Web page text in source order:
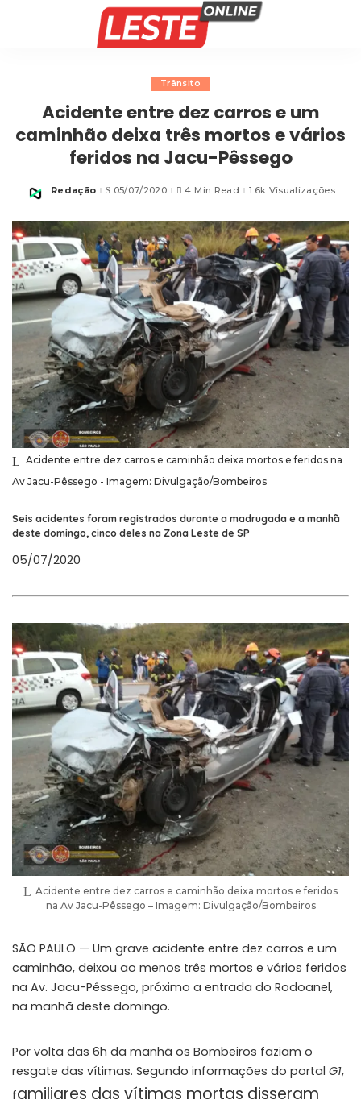
Trânsito
Acidente entre dez carros e um
caminhão deixa três mortos e vários
feridos na Jacu-Pêssego
Posted
Redação 05/07/2020 4 Min Read 1.6k Visualizações
Acidente entre dez carros e caminhão deixa mortos e feridos na
Av Jacu-Pêssego - Imagem: Divulgação/Bombeiros
Seis acidentes foram registrados durante a madrugada e a manhã
deste domingo, cinco deles na Zona Leste de SP
05/07/2020
Acidente entre dez carros e caminhão deixa mortos e feridos
na Av Jacu-Pêssego – Imagem: Divulgação/Bombeiros
SÃO PAULO — Um grave acidente entre dez carros e um
caminhão, deixou ao menos três mortos e vários feridos
na Av. Jacu-Pêssego, próximo a entrada do Rodoanel,
na manhã deste domingo.
Por volta das 6h da manhã os Bombeiros faziam o
resgate das vítimas. Segundo informações do portal G1,
familiares das vítimas mortas disseram